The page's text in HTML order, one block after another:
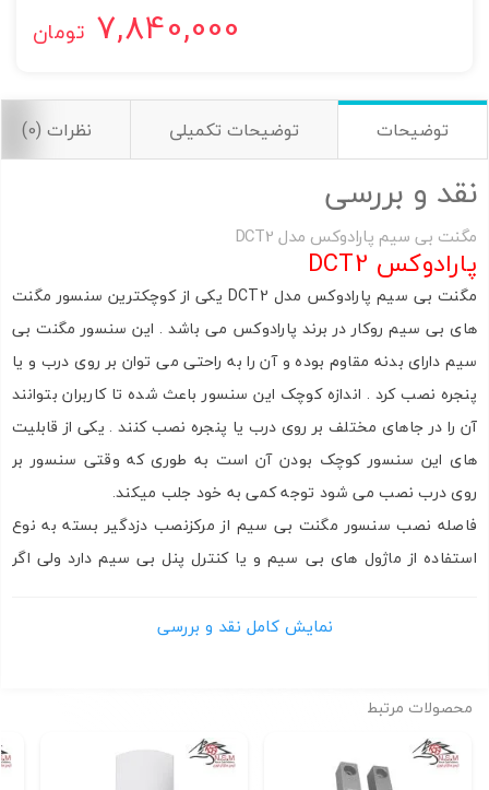
7,840,000 تومان
توضیحات توضیحات تکمیلی نظرات (0)
نقد و بررسی
مگنت بی سیم پارادوکس مدل DCT2
پارادوکس DCT2
مگنت بی سیم پارادوکس مدل DCT2 یکی از کوچکترین سنسور مگنت
های بی سیم روکار در برند پارادوکس می باشد . این سنسور مگنت بی
سیم دارای بدنه مقاوم بوده و آن را به راحتی می توان بر روی درب و یا
پنجره نصب کرد . اندازه کوچک این سنسور باعث شده تا کاربران بتوانند
آن را در جاهای مختلف بر روی درب یا پنجره نصب کنند . یکی از قابلیت
های این سنسور کوچک بودن آن است به طوری که وقتی سنسور بر
روی درب نصب می شود توجه کمی به خود جلب میکند.
فاصله نصب سنسور مگنت بی سیم از مرکزنصب دزدگیر بسته به نوع
استفاده از ماژول های بی سیم و یا کنترل پنل بی سیم دارد ولی اگر
تواند این سنسور مگنت از مرکز فاصله داشته باشد .
ویژگی های فنی
طراحی جدید و متفاوت
نمایش کامل نقد و بررسی
محصولات مرتبط
ارسال به ایمیل
ارسال
به من از طریق پیامک اطلاع بده